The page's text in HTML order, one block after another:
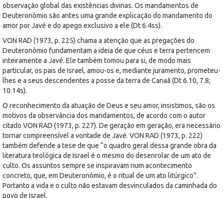
observação global das existências divinas. Os mandamentos de
Deuteronômio são antes uma grande explicação do mandamento do
amor por Javé e do apego exclusivo a ele (Dt 6.4ss).
VON RAD (1973, p. 225) chama a atenção que as pregações do
Deuteronômio fundamentam a ideia de que céus e terra pertencem
inteiramente a Javé. Ele também tomou para si, de modo mais
particular, os pais de Israel, amou-os e, mediante juramento, prometeu-
lhes e a seus descendentes a posse da terra de Canaã (Dt 6.10, 7.8;
10.14s).
O reconhecimento da atuação de Deus e seu amor, insistimos, são os
motivos da observância dos mandamentos, de acordo com o autor
citado VON RAD (1973, p. 227). De geração em geração, era necessário
tornar compreensível a vontade de Javé. VON RAD (1973, p. 222)
também defende a tese de que “o quadro geral dessa grande obra da
literatura teológica de Israel é o mesmo do desenrolar de um ato de
culto. Os assuntos sempre se inspiravam num acontecimento
concreto, que, em Deuteronômio, é o ritual de um ato litúrgico”.
Portanto a vida e o culto não estavam desvinculados da caminhada do
povo de Israel.